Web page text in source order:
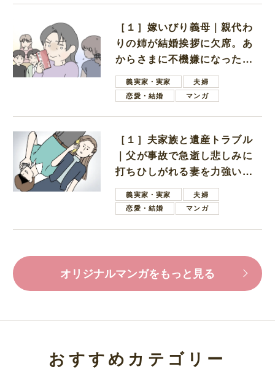
［１］嫁いびり義母｜親代わ
りの姉が結婚挨拶に欠席。あ
からさまに不機嫌になった義
母義実家・実家
夫婦
恋愛・結婚
マンガ
［１］夫家族と遺産トラブル
｜父が事故で急逝し悲しみに
打ちひしがれる妻を力強い言
葉で励ます夫
義実家・実家
夫婦
恋愛・結婚
マンガ
オリジナルマンガをもっと見る
おすすめカテゴリー